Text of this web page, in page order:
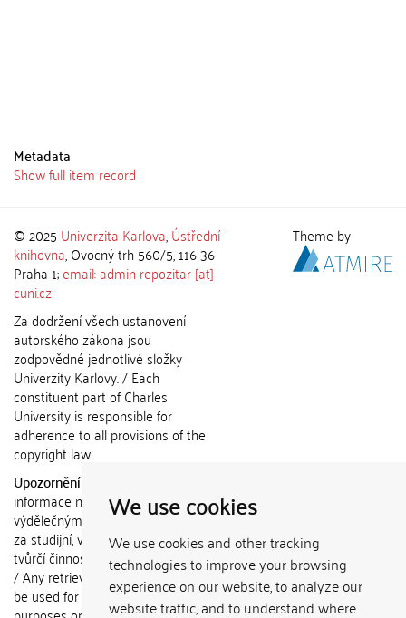
We use cookies
We use cookies and other tracking
technologies to improve your browsing
experience on our website, to analyze our
website traffic, and to understand where
Metadata
Show full item record
© 2025 Univerzita Karlova,Ústřední
knihovna, Ovocný trh 560/5, 116 36
Praha 1;email: admin-repozitar [at]
cuni.cz
Za dodržení všech ustanovení
autorského zákona jsou
zodpovědné jednotlivé složky
Univerzity Karlovy. / Each
constituent part of Charles
University is responsible for
adherence to all provisions of the
copyright law.
Upozornění / Notice:
informace nemohou být použity k
výdělečným účelům nebo vydávány
za studijní, vědeckou nebo jinou
tvůrčí činnost jiné osoby než autora.
/ Any retrieved information shall not
be used for any commercial
Theme by